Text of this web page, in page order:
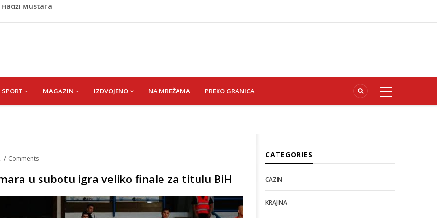
Krupi: Muškarac pronađen mrtav u kući, osumnjičeni
okončano „Lito moje medeno 2026“
Mustafa
SPORT MAGAZIN IZDVOJENO NA MREŽAMA PREKO GRANICA
/ Comments
u subotu igra veliko finale za titulu BiH
CATEGORIES
CAZIN
KRAJINA